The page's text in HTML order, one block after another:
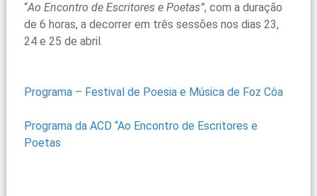
“Ao Encontro de Escritores e Poetas”, com a duração
de 6 horas, a decorrer em três sessões nos dias 23,
24 e 25 de abril.
Programa – Festival de Poesia e Música de Foz Côa
Programa da ACD “Ao Encontro de Escritores e
Poetas